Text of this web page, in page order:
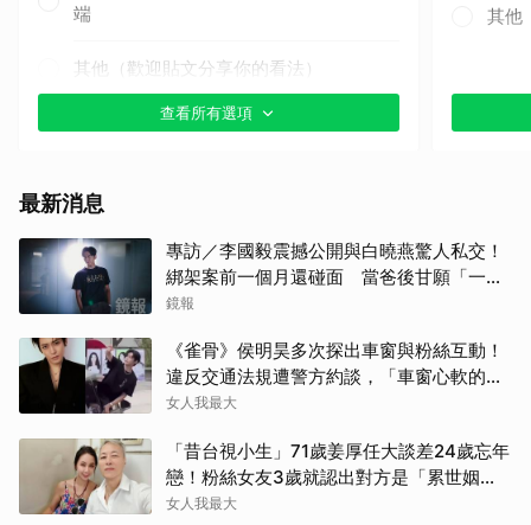
端
其他（歡迎貼文分享你的看法）
查看所有選項
其他
最新消息
專訪／李國毅震撼公開與白曉燕驚人私交！
綁架案前一個月還碰面 當爸後甘願「一輩
子」親自接送小孩
鏡報
《雀骨》侯明昊多次探出車窗與粉絲互動！
違反交通法規遭警方約談，「車窗心軟的
神」上熱搜
女人我最大
「昔台視小生」71歲姜厚任大談差24歲忘年
戀！粉絲女友3歲就認出對方是「累世姻
緣」
女人我最大